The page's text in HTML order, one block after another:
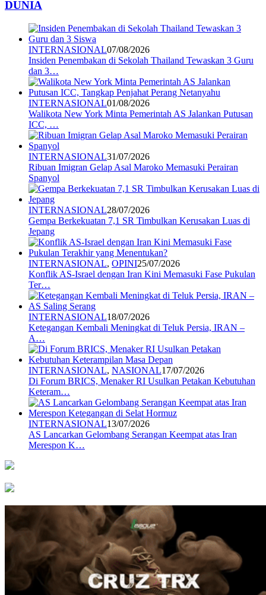
DUNIA
INTERNASIONAL07/08/2026
Insiden Penembakan di Sekolah Thailand Tewaskan 3 Guru
dan 3…
INTERNASIONAL01/08/2026
Walikota New York Minta Pemerintah AS Jalankan Putusan
ICC, …
INTERNASIONAL31/07/2026
Ribuan Imigran Gelap Asal Maroko Memasuki Perairan
Spanyol
INTERNASIONAL28/07/2026
Gempa Berkekuatan 7,1 SR Timbulkan Kerusakan Luas di
Jepang
INTERNASIONAL, OPINI25/07/2026
Konflik AS-Israel dengan Iran Kini Memasuki Fase Pukulan
Ter…
INTERNASIONAL18/07/2026
Ketegangan Kembali Meningkat di Teluk Persia, IRAN –
A…
INTERNASIONAL, NASIONAL17/07/2026
Di Forum BRICS, Menaker RI Usulkan Petakan Kebutuhan
Keteram…
INTERNASIONAL13/07/2026
AS Lancarkan Gelombang Serangan Keempat atas Iran
Merespon K…